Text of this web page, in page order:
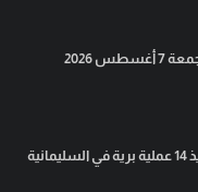
برج الجدي .. حظك يوم الجمعة 7 أغسطس 2026
الجيش الإيراني يعلن تنفيذ 14 عملية برية في السليمانية